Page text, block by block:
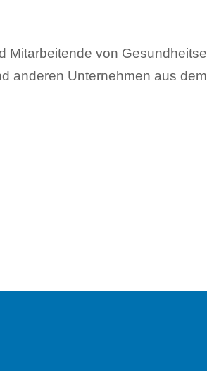
Mitarbeitende von
anderen Unternehmen aus